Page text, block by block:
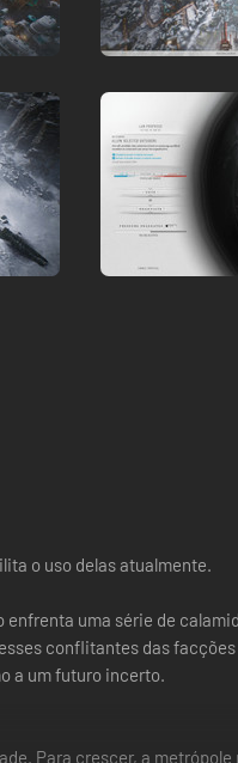
o uso delas atualmente.
uma série de
conflitantes das
a um futuro incerto.
Para crescer, a